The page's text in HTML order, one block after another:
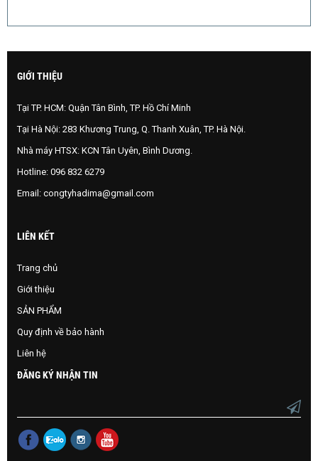
GIỚI THIỆU
Tại TP. HCM: Quận Tân Bình, TP. Hồ Chí Minh
Tại Hà Nội: 283 Khương Trung, Q. Thanh Xuân, TP. Hà Nội.
Nhà máy HTSX: KCN Tân Uyên, Bình Dương.
Hotline: 096 832 6279
Email:congtyhadima@gmail.com
LIÊN KẾT
Trang chủ
Giới thiệu
SẢN PHẨM
Quy định về bảo hành
Liên hệ
ĐĂNG KÝ NHẬN TIN